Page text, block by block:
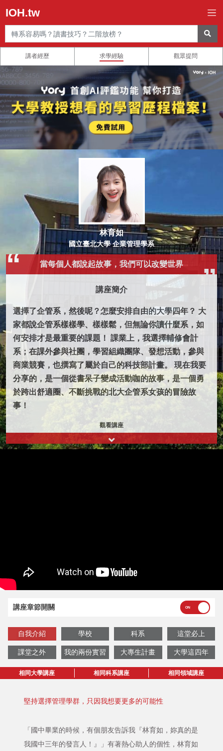
IOH.tw
講者經歷 求學經驗 觀眾提問
林育如
國立臺北大學 企業管理學系
當每個人都說起故事，我們可以改變世界
講座簡介
選擇了企管系，然後呢？怎麼安排自由的大學四年？ 大
家都說企管系樣樣學、樣樣鬆，但無論你讀什麼系，如
何安排才是最重要的課題！ 課業上，我選擇輔修會計
系；在課外參與社團，學習組織團隊、發想活動，參與
商業競賽，也撰寫了屬於自己的科技部計畫。 現在我要
分享的，是一個從書呆子變成活動咖的故事，是一個勇
於跨出舒適圈、不斷挑戰的北大企管系女孩的冒險故
事！
觀看講座
講座章節開關
自我介紹 學校 科系 這堂必上
課堂之外 我的兩份實習 大專生計畫 大學這四年
相同大學講座 相同科系講座 相同領域講座
堅持選擇管理學群，只因我想要更多的可能性
「國中畢業的時候，有個朋友告訴我『林育如，妳真的是
我國中三年的發言人！』」有著熱心助人的個性，林育如